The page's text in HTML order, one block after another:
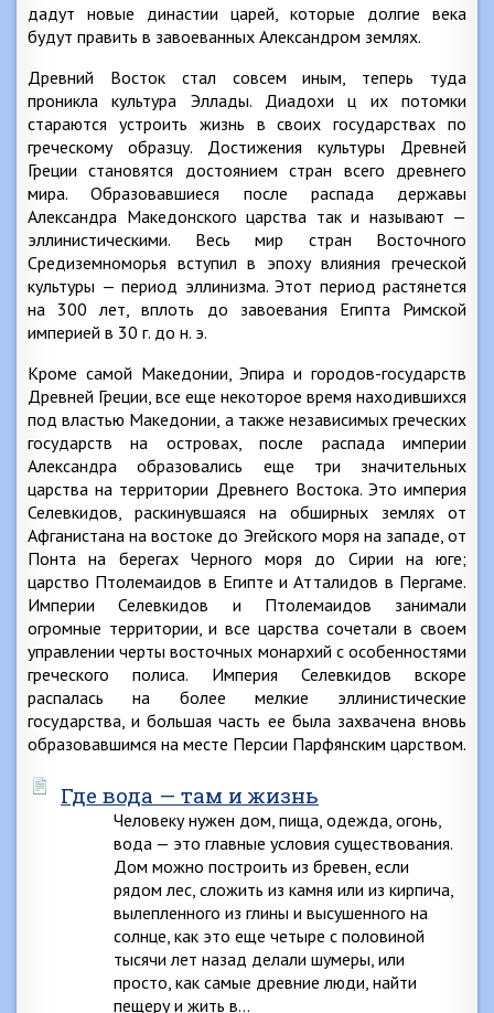
дадут новые династии царей, которые долгие века
будут править в завоеванных Александром землях.
Древний Восток стал совсем иным, теперь туда
проникла культура Эллады. Диадохи ц их потомки
стараются устроить жизнь в своих государствах по
греческому образцу. Достижения культуры Древней
Греции становятся достоянием стран всего древнего
мира. Образовавшиеся после распада державы
Александра Македонского царства так и называют —
эллинистическими. Весь мир стран Восточного
Средиземноморья вступил в эпоху влияния греческой
культуры — период эллинизма. Этот период растянется
на 300 лет, вплоть до завоевания Египта Римской
империей в 30 г. до н. э.
Кроме самой Македонии, Эпира и городов-государств
Древней Греции, все еще некоторое время находившихся
под властью Македонии, а также независимых греческих
государств на островах, после распада империи
Александра образовались еще три значительных
царства на территории Древнего Востока. Это империя
Селевкидов, раскинувшаяся на обширных землях от
Афганистана на востоке до Эгейского моря на западе, от
Понта на берегах Черного моря до Сирии на юге;
царство Птолемаидов в Египте и Атталидов в Пергаме.
Империи Селевкидов и Птолемаидов занимали
огромные территории, и все царства сочетали в своем
управлении черты восточных монархий с особенностями
греческого полиса. Империя Селевкидов вскоре
распалась на более мелкие эллинистические
государства, и большая часть ее была захвачена вновь
образовавшимся на месте Персии Парфянским царством.
Где вода — там и жизнь
Человеку нужен дом, пища, одежда, огонь,
вода — это главные условия существования.
Дом можно построить из бревен, если
рядом лес, сложить из камня или из кирпича,
вылепленного из глины и высушенного на
солнце, как это еще четыре с половиной
тысячи лет назад делали шумеры, или
просто, как самые древние люди, найти
пещеру и жить в…